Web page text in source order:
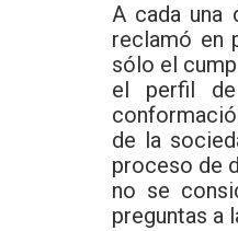
A cada una
reclamó en
sólo el
el perfil
de la
proceso de
no se
preguntas a